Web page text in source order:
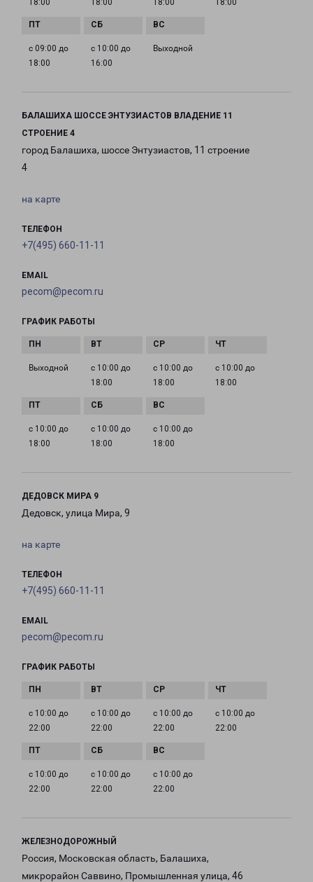
18:00 18:00 18:00 18:00
с 09:00 до
18:00
с 10:00 до
16:00
Выходной
БАЛАШИХА ШОССЕ ЭНТУЗИАСТОВ ВЛАДЕНИЕ 11
СТРОЕНИЕ 4
город Балашиха, шоссе Энтузиастов, 11 строение
4
на карте
ТЕЛЕФОН
+7(495) 660-11-11
EMAIL
pecom@pecom.ru
ГРАФИК РАБОТЫ
Выходной
с 10:00 до
18:00
с 10:00 до
18:00
с 10:00 до
18:00
с 10:00 до
18:00
с 10:00 до
18:00
с 10:00 до
18:00
ДЕДОВСК МИРА 9
Дедовск, улица Мира, 9
на карте
ТЕЛЕФОН
+7(495) 660-11-11
EMAIL
pecom@pecom.ru
ГРАФИК РАБОТЫ
с 10:00 до
22:00
с 10:00 до
22:00
с 10:00 до
22:00
с 10:00 до
22:00
с 10:00 до
22:00
с 10:00 до
22:00
с 10:00 до
22:00
ЖЕЛЕЗНОДОРОЖНЫЙ
Россия, Московская область, Балашиха,
микрорайон Саввино, Промышленная улица, 46